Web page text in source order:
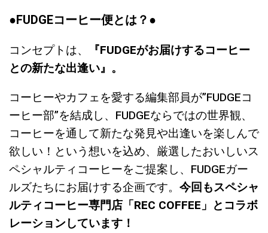
●FUDGEコーヒー便とは？●
コンセプトは、
『FUDGEがお届けするコーヒー
との新たな出逢い』。
コーヒーやカフェを愛する編集部員が”FUDGEコ
ーヒー部”を結成し、FUDGEならではの世界観、
コーヒーを通して新たな発見や出逢いを楽しんで
欲しい！という想いを込め、厳選したおいしいス
ペシャルティコーヒーをご提案し、FUDGEガー
ルズたちにお届けする企画です。 今回もスペシャ
ルティコーヒー専門店「REC COFFEE」とコラボ
レーションしています！